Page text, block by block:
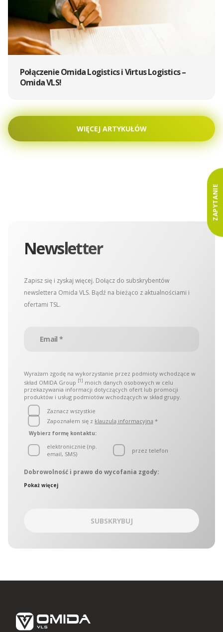
Połączenie Omida Logistics i Virtus Logistics –
Omida VLS!
WIĘCEJ ARTYKUŁÓW
Newsletter
Zapisz się i zyskaj więcej. Dołącz do subskrybentów
newslettera Omida VLS. Bądź na bieżąco z aktualnościami i
ofertami TSL.
Wyrażam zgodę na wykorzystanie przez podmioty wchodzące w
skład OMIDA Group [1] moich danych osobowych w celu
przekazywania informacji dotyczących ofert lub promocji
produktów i usług podmiotów wchodzących w skład grupy.
Zaznacz wszystkie
Zapoznałem się z klauzulą informacyjną *
Wybierz formę kontaktu:
elektronicznie (np.
email, SMS)
przez telefon
Dobrowolność i prawo do wycofania zgody:
wchodzące w skład OMIDA Group, zwane w dalszej części
wspólny punkt kontaktowy, który obsługuje Inspektor ochrony
danych OMIDA Group. W sprawach ochrony danych
osobowych można się kontaktować z Administratorami:
korespondencyjnie – kierując zapytania na adres Aleja
możesz wycofać swoją zgodę lub sprzeciwić się
z Tobą aby przekazać Ci informacje lub wskazówki dotyczące
produktów lub usług Omida Group. Wyrażenie lub
Pokaż więcej
SUBSKRYBUJ
ZAPYTANIE